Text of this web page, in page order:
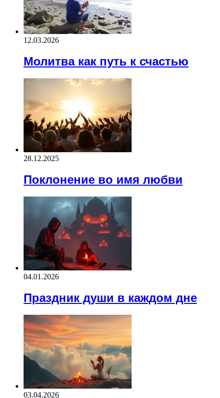
12.03.2026
Молитва как путь к счастью
28.12.2025
Поклонение во имя любви
04.01.2026
Праздник души в каждом дне
03.04.2026